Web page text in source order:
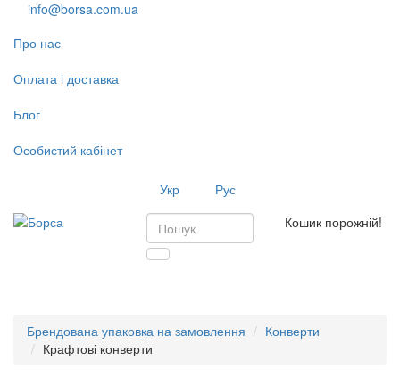
info@borsa.com.ua
Про нас
Оплата і доставка
Блог
Особистий кабінет
Укр
Рус
Кошик порожній!
Брендована упаковка на замовлення
Конверти
Крафтові конверти